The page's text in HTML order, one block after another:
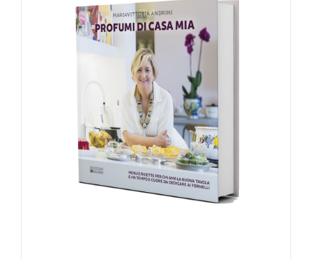
AGGIUNGI AL CARRELLO / DETTAGLI